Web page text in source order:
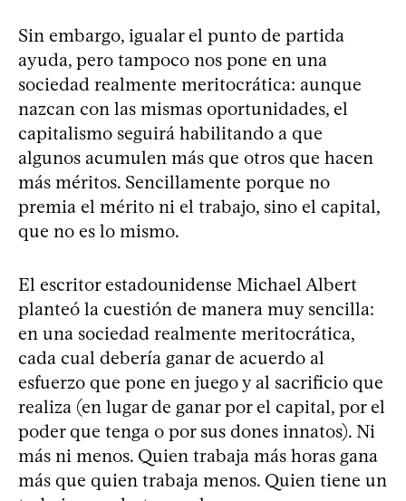
Sin embargo, igualar el punto de partida
ayuda, pero tampoco nos pone en una
sociedad realmente meritocrática: aunque
nazcan con las mismas oportunidades, el
capitalismo seguirá habilitando a que
algunos acumulen más que otros que hacen
más méritos. Sencillamente porque no
premia el mérito ni el trabajo, sino el capital,
que no es lo mismo.
El escritor estadounidense Michael Albert
planteó la cuestión de manera muy sencilla:
en una sociedad realmente meritocrática,
cada cual debería ganar de acuerdo al
esfuerzo que pone en juego y al sacrificio que
realiza (en lugar de ganar por el capital, por el
poder que tenga o por sus dones innatos). Ni
más ni menos. Quien trabaja más horas gana
más que quien trabaja menos. Quien tiene un